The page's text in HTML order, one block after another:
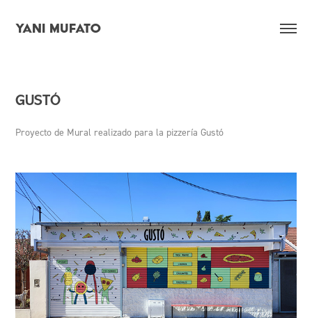
YANI MUFATO
GUSTÓ
Proyecto de Mural realizado para la pizzeríaGustó